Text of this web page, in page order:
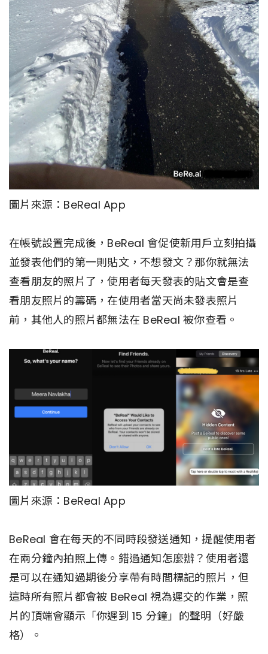
圖片來源：BeReal App
在帳號設置完成後，BeReal 會促使新用戶立刻拍攝
並發表他們的第一則貼文，不想發文？那你就無法
查看朋友的照片了，使用者每天發表的貼文會是查
看朋友照片的籌碼，在使用者當天尚未發表照片
前，其他人的照片都無法在 BeReal 被你查看。
圖片來源：BeReal App
BeReal 會在每天的不同時段發送通知，提醒使用者
在兩分鐘內拍照上傳。錯過通知怎麼辦？使用者還
是可以在通知過期後分享帶有時間標記的照片，但
這時所有照片都會被 BeReal 視為遲交的作業，照
片的頂端會顯示「你遲到 15 分鐘」的聲明（好嚴
格）。